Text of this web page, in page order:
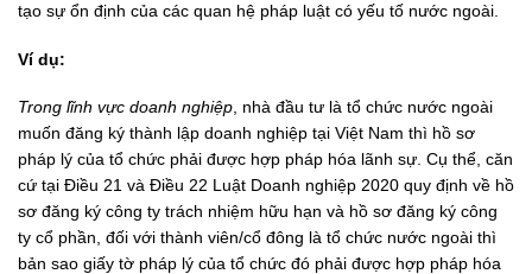
tạo sự ổn định của các quan hệ pháp luật có yếu tố nước ngoài.
Ví dụ:
Trong lĩnh vực doanh nghiệp , nhà đầu tư là tổ chức nước ngoài
muốn đăng ký thành lập doanh nghiệp tại Việt Nam thì hồ sơ
pháp lý của tổ chức phải được hợp pháp hóa lãnh sự. Cụ thể, căn
cứ tại Điều 21 và Điều 22 Luật Doanh nghiệp 2020 quy định về hồ
sơ đăng ký công ty trách nhiệm hữu hạn và hồ sơ đăng ký công
ty cổ phần, đối với thành viên/cổ đông là tổ chức nước ngoài thì
bản sao giấy tờ pháp lý của tổ chức đó phải được hợp pháp hóa